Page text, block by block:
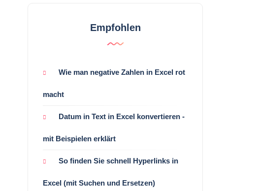
Empfohlen
Wie man negative Zahlen in Excel rot
macht
Datum in Text in Excel konvertieren -
mit Beispielen erklärt
So finden Sie schnell Hyperlinks in
Excel (mit Suchen und Ersetzen)